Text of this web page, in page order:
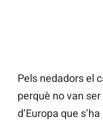
Pels nedadors el
perquè no van
d’Europa que